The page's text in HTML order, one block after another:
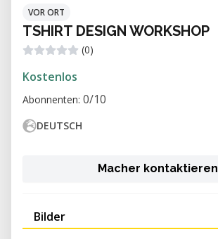
VOR ORT
TSHIRT DESIGN WORKSHOP
(0)
Kostenlos
Abonnenten: 0/10
DEUTSCH
Macher kontaktieren
Bilder